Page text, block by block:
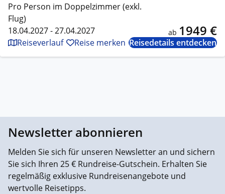
Pro Person im Doppelzimmer (exkl.
Flug)
18.04.2027 - 27.04.2027
ab 1949 €
Reiseverlauf Reise merken Reisedetails entdecken
Newsletter abonnieren
Melden Sie sich für unseren Newsletter an und sichern
Sie sich Ihren 25 € Rundreise-Gutschein. Erhalten Sie
regelmäßig exklusive Rundreisenangebote und
wertvolle Reisetipps.